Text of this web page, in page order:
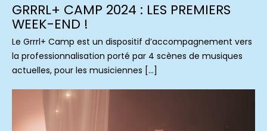
GRRRL+ CAMP 2024 : LES PREMIERS
WEEK-END !
Le Grrrl+ Camp est un dispositif d’accompagnement vers
la professionnalisation porté par 4 scènes de musiques
actuelles, pour les musiciennes […]